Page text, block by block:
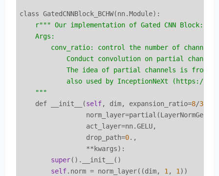
class GatedCNNBlock_BCHW(nn.Module):
r""" Our implementation of Gated CNN Block:
    Args:
conv_ratio: control the number of
Conduct convolution on partial
The idea of partial channels is from
also used by InceptionNeXt (https://
    "
""
    def __init__(
self, dim, expansion_ratio=8/3
                 act_layer=nn.GELU,
                 drop_path=
0.,
                 **kwargs):
super().__init__()
self.norm = norm_layer((dim, 1, 1))